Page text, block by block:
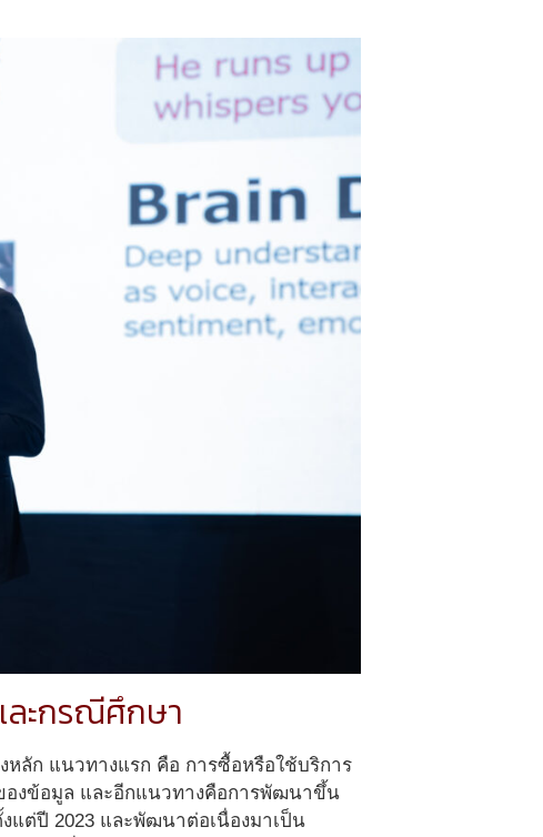
ละกรณีศึกษา
ลัก แนวทางแรก คือ การซื้อหรือใช้บริการ
งข้อมูล และอีกแนวทางคือการพัฒนาขึ้น
แต่ปี 2023 และพัฒนาต่อเนื่องมาเป็น